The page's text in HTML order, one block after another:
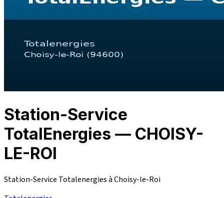
Station-Service
TotalEnergies — CHOISY-
LE-ROI
Station-Service Totalenergies à Choisy-le-Roi